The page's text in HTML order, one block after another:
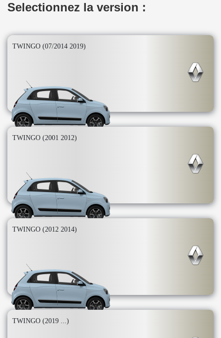
Selectionnez la version :
TWINGO (07/2014 2019)
TWINGO (2001 2012)
TWINGO (2012 2014)
TWINGO (2019 ...)